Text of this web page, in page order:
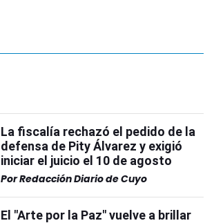
La fiscalía rechazó el pedido de la
defensa de Pity Álvarez y exigió
iniciar el juicio el 10 de agosto
PorRedacción Diario de Cuyo
El "Arte por la Paz" vuelve a brillar